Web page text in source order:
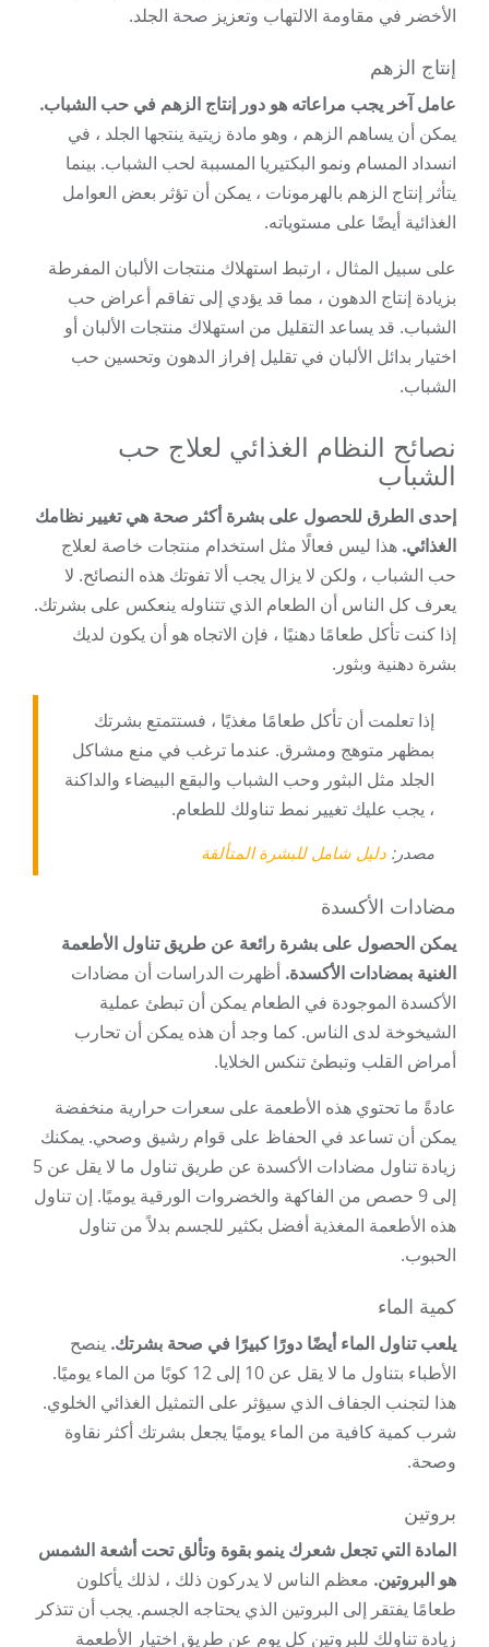
الأخضر في مقاومة الالتهاب وتعزيز صحة الجلد.
إنتاج الزهم
عامل آخر يجب مراعاته هو دور إنتاج الزهم في حب الشباب.
يمكن أن يساهم الزهم ، وهو مادة زيتية ينتجها الجلد ، في
انسداد المسام ونمو البكتيريا المسببة لحب الشباب. بينما
يتأثر إنتاج الزهم بالهرمونات ، يمكن أن تؤثر بعض العوامل
الغذائية أيضًا على مستوياته.
على سبيل المثال ، ارتبط استهلاك منتجات الألبان المفرطة
بزيادة إنتاج الدهون ، مما قد يؤدي إلى تفاقم أعراض حب
الشباب. قد يساعد التقليل من استهلاك منتجات الألبان أو
اختيار بدائل الألبان في تقليل إفراز الدهون وتحسين حب
الشباب.
نصائح النظام الغذائي لعلاج حب
الشباب
إحدى الطرق للحصول على بشرة أكثر صحة هي تغيير نظامك
الغذائي. هذا ليس فعالًا مثل استخدام منتجات خاصة لعلاج
حب الشباب ، ولكن لا يزال يجب ألا تفوتك هذه النصائح. لا
يعرف كل الناس أن الطعام الذي تتناوله ينعكس على بشرتك.
إذا كنت تأكل طعامًا دهنيًا ، فإن الاتجاه هو أن يكون لديك
بشرة دهنية وبثور.
إذا تعلمت أن تأكل طعامًا مغذيًا ، فستتمتع بشرتك
بمظهر متوهج ومشرق. عندما ترغب في منع مشاكل
الجلد مثل البثور وحب الشباب والبقع البيضاء والداكنة
، يجب عليك تغيير نمط تناولك للطعام.
مصدر: دليل شامل للبشرة المتألقة
مضادات الأكسدة
يمكن الحصول على بشرة رائعة عن طريق تناول الأطعمة
الغنية بمضادات الأكسدة. أظهرت الدراسات أن مضادات
الأكسدة الموجودة في الطعام يمكن أن تبطئ عملية
الشيخوخة لدى الناس. كما وجد أن هذه يمكن أن تحارب
أمراض القلب وتبطئ تنكس الخلايا.
عادةً ما تحتوي هذه الأطعمة على سعرات حرارية منخفضة
يمكن أن تساعد في الحفاظ على قوام رشيق وصحي. يمكنك
زيادة تناول مضادات الأكسدة عن طريق تناول ما لا يقل عن 5
إلى 9 حصص من الفاكهة والخضروات الورقية يوميًا. إن تناول
هذه الأطعمة المغذية أفضل بكثير للجسم بدلاً من تناول
الحبوب.
كمية الماء
يلعب تناول الماء أيضًا دورًا كبيرًا في صحة بشرتك. ينصح
الأطباء بتناول ما لا يقل عن 10 إلى 12 كوبًا من الماء يوميًا.
هذا لتجنب الجفاف الذي سيؤثر على التمثيل الغذائي الخلوي.
شرب كمية كافية من الماء يوميًا يجعل بشرتك أكثر نقاوة
وصحة.
بروتين
المادة التي تجعل شعرك ينمو بقوة وتألق تحت أشعة الشمس
هو البروتين. معظم الناس لا يدركون ذلك ، لذلك يأكلون
طعامًا يفتقر إلى البروتين الذي يحتاجه الجسم. يجب أن تتذكر
زيادة تناولك للبروتين كل يوم عن طريق اختيار الأطعمة